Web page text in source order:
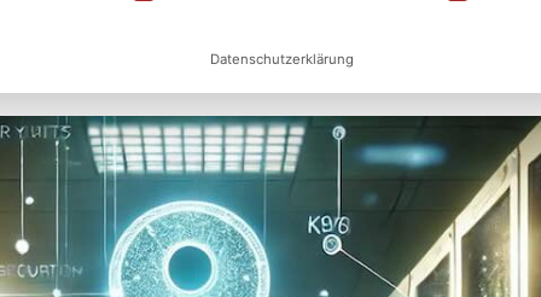
Datenschutzerklärung